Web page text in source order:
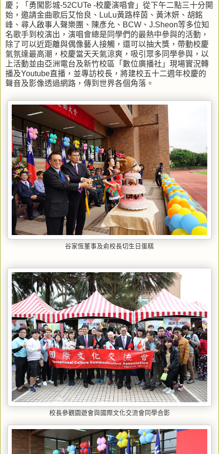
慶；「勇闖影城-52CUTe -校慶演唱會」從下午二點三十分開
始，邀請金曲歌后艾怡良、LuLu黃路梓茵、黃沐妍、胡銘
峰、尋人啟事人聲樂團、陳彥允、BCW、J.Sheon等多位知
名歌手到校演出，演唱會總是同學們的最熱中參與的活動，
除了可以近距離與偶像藝人接觸，還可以抽大獎，帶動校慶
氣氛達最高潮，校慶當天天氣涼爽，吸引眾多同學參與，以
上活動並由亞洲電台及新竹校區「數位廣播社」現場實況轉
播及Youtube直播，並專訪校長，將建校五十二週年校慶的
聲音及影像透過網路，傳到世界各個角落。
谷家恆董事及俞校長切生日蛋糕
校長參觀園遊會與國際文化交流會同學合影